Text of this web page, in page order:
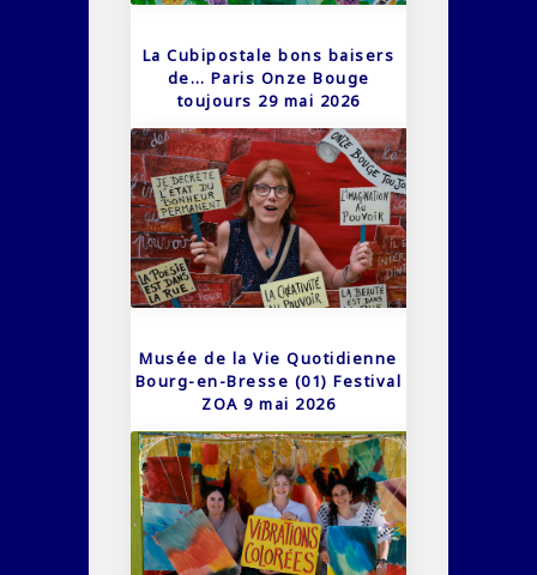
La Cubipostale bons baisers
de… Paris Onze Bouge
toujours 29 mai 2026
Musée de la Vie Quotidienne
Bourg-en-Bresse (01) Festival
ZOA 9 mai 2026